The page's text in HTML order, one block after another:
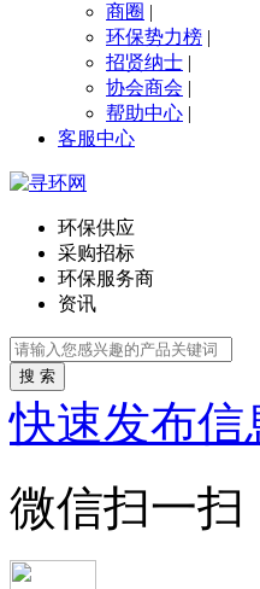
商圈 |
环保势力榜 |
招贤纳士 |
协会商会 |
帮助中心 |
客服中心
环保供应
采购招标
环保服务商
资讯
搜 索
快速发布信
微信扫一扫